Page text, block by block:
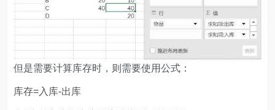
但是需要计算库存时，则需要使用公式：
库存=入库-出库